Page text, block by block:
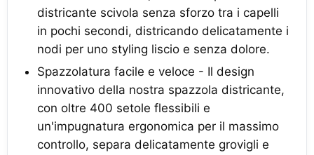
districante scivola senza sforzo tra i capelli
in pochi secondi, districando delicatamente i
nodi per uno styling liscio e senza dolore.
Spazzolatura facile e veloce - Il design
innovativo della nostra spazzola districante,
con oltre 400 setole flessibili e
un'impugnatura ergonomica per il massimo
controllo, separa delicatamente grovigli e